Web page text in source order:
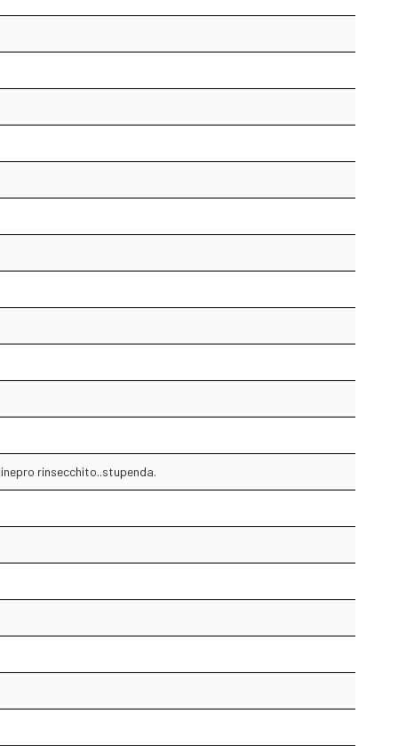
rinsecchito..stupenda.